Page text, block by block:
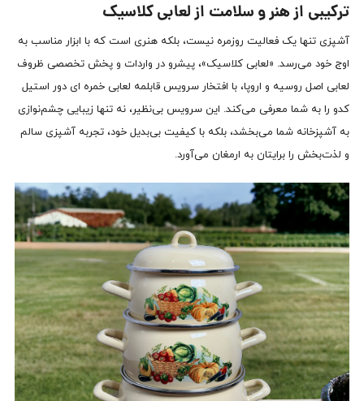
ترکیبی از هنر و سلامت از لعابی کلاسیک
آشپزی تنها یک فعالیت روزمره نیست، بلکه هنری است که با ابزار مناسب به
اوج خود می‌رسد. «لعابی کلاسیک»، پیشرو در واردات و پخش تخصصی ظروف
لعابی اصل روسیه و اروپا، با افتخار سرویس قابلمه لعابی خمره ای دور استیل
کدو را به شما معرفی می‌کند. این سرویس بی‌نظیر، نه تنها زیبایی چشم‌نوازی
به آشپزخانه شما می‌بخشد، بلکه با کیفیت بی‌بدیل خود، تجربه آشپزی سالم
و لذت‌بخش را برایتان به ارمغان می‌آورد.